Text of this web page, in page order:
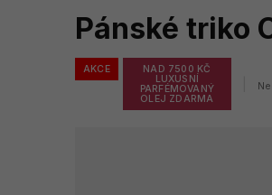
Pánské triko
AKCE
NAD 7500 KČ
LUXUSNÍ
PARFÉMOVANÝ
OLEJ ZDARMA